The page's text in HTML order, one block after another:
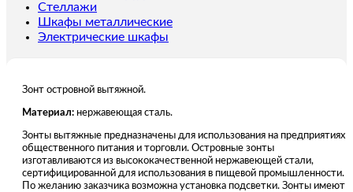
Стеллажи
Шкафы металлические
Электрические шкафы
Зонт островной вытяжной.
Материал: нержавеющая сталь.
Зонты вытяжные предназначены для использования на предприятиях
общественного питания и торговли. Островные зонты
изготавливаются из высококачественной нержавеющей стали,
сертифицированной для использования в пищевой промышленности.
По желанию заказчика возможна установка подсветки. Зонты имеют